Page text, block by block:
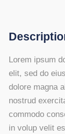
Lorem ipsum
elit, sed do
dolore magna
nostrud
commodo
in volup velit